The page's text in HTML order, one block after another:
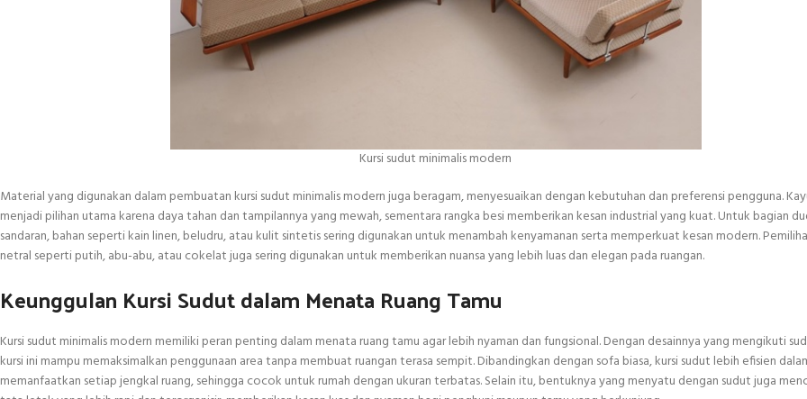
Kursi sudut minimalis modern
Material yang digunakan dalam pembuatan kursi sudut minimalis modern juga beragam, menyesuaikan dengan kebutuhan dan preferensi pengguna.
menjadi pilihan utama karena daya tahan dan tampilannya yang mewah, sementara rangka besi memberikan kesan industrial yang kuat. Untuk bagian
sandaran, bahan seperti kain linen, beludru, atau kulit sintetis sering digunakan untuk menambah kenyamanan serta memperkuat kesan modern.
netral seperti putih, abu-abu, atau cokelat juga sering digunakan untuk memberikan nuansa yang lebih luas dan elegan pada ruangan.
Keunggulan Kursi Sudut dalam Menata Ruang Tamu
Kursi sudut minimalis modern memiliki peran penting dalam menata ruang tamu agar lebih nyaman dan fungsional. Dengan desainnya yang mengikuti
kursi ini mampu memaksimalkan penggunaan area tanpa membuat ruangan terasa sempit. Dibandingkan dengan sofa biasa, kursi sudut lebih efisien
memanfaatkan setiap jengkal ruang, sehingga cocok untuk rumah dengan ukuran terbatas. Selain itu, bentuknya yang menyatu dengan sudut juga